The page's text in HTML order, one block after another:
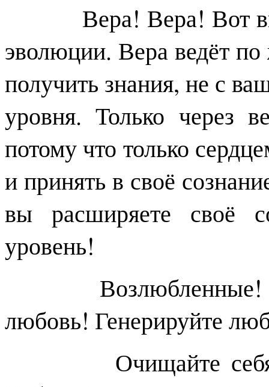
Вера! Вера! Вот вы
эволюции. Вера ведёт
получить знания, не с
уровня. Только через
потому что только
и принять в своё
вы расширяете своё
уровень!
Возлюбленные!
любовь! Генерируйте
Очищайте себя от